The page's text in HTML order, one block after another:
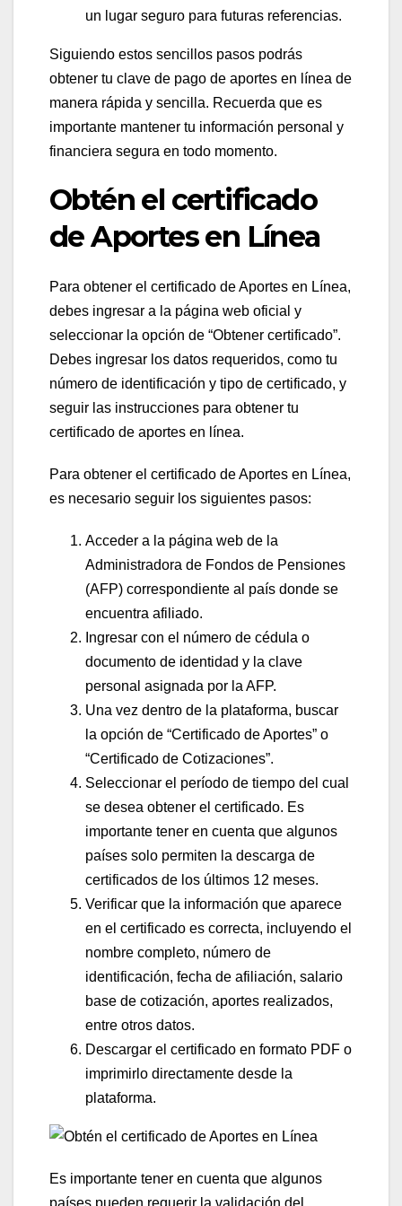
un lugar seguro para futuras referencias.
Siguiendo estos sencillos pasos podrás
obtener tu clave de pago de aportes en línea de
manera rápida y sencilla. Recuerda que es
importante mantener tu información personal y
financiera segura en todo momento.
Obtén el certificado
de Aportes en Línea
Para obtener el certificado de Aportes en Línea,
debes ingresar a la página web oficial y
seleccionar la opción de “Obtener certificado”.
Debes ingresar los datos requeridos, como tu
número de identificación y tipo de certificado, y
seguir las instrucciones para obtener tu
certificado de aportes en línea.
Para obtener el certificado de Aportes en Línea,
es necesario seguir los siguientes pasos:
Acceder a la página web de la
Administradora de Fondos de Pensiones
(AFP) correspondiente al país donde se
encuentra afiliado.
Ingresar con el número de cédula o
documento de identidad y la clave
personal asignada por la AFP.
Una vez dentro de la plataforma, buscar
la opción de “Certificado de Aportes” o
“Certificado de Cotizaciones”.
Seleccionar el período de tiempo del cual
se desea obtener el certificado. Es
importante tener en cuenta que algunos
países solo permiten la descarga de
certificados de los últimos 12 meses.
Verificar que la información que aparece
en el certificado es correcta, incluyendo el
nombre completo, número de
identificación, fecha de afiliación, salario
base de cotización, aportes realizados,
entre otros datos.
Descargar el certificado en formato PDF o
imprimirlo directamente desde la
plataforma.
Es importante tener en cuenta que algunos
países pueden requerir la validación del